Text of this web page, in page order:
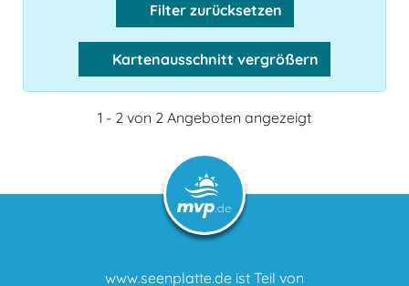
Filter zurücksetzen
Kartenausschnitt vergrößern
1 - 2 von 2 Angeboten angezeigt
www.seenplatte.de ist Teil von